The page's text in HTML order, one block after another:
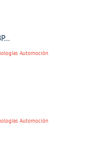
Automoción
Automoción